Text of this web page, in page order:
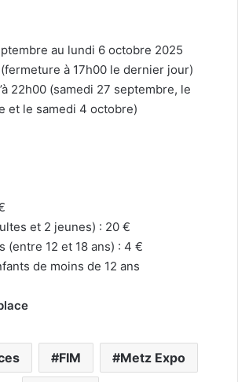
au lundi 6 octobre 2025
à 17h00 le dernier jour)
22h00 (samedi 27 septembre, le
et le samedi 4 octobre)
et 2 jeunes) : 20 €
(entre 12 et 18 ans) : 4 €
de moins de 12 ans
FIM Metz Expo